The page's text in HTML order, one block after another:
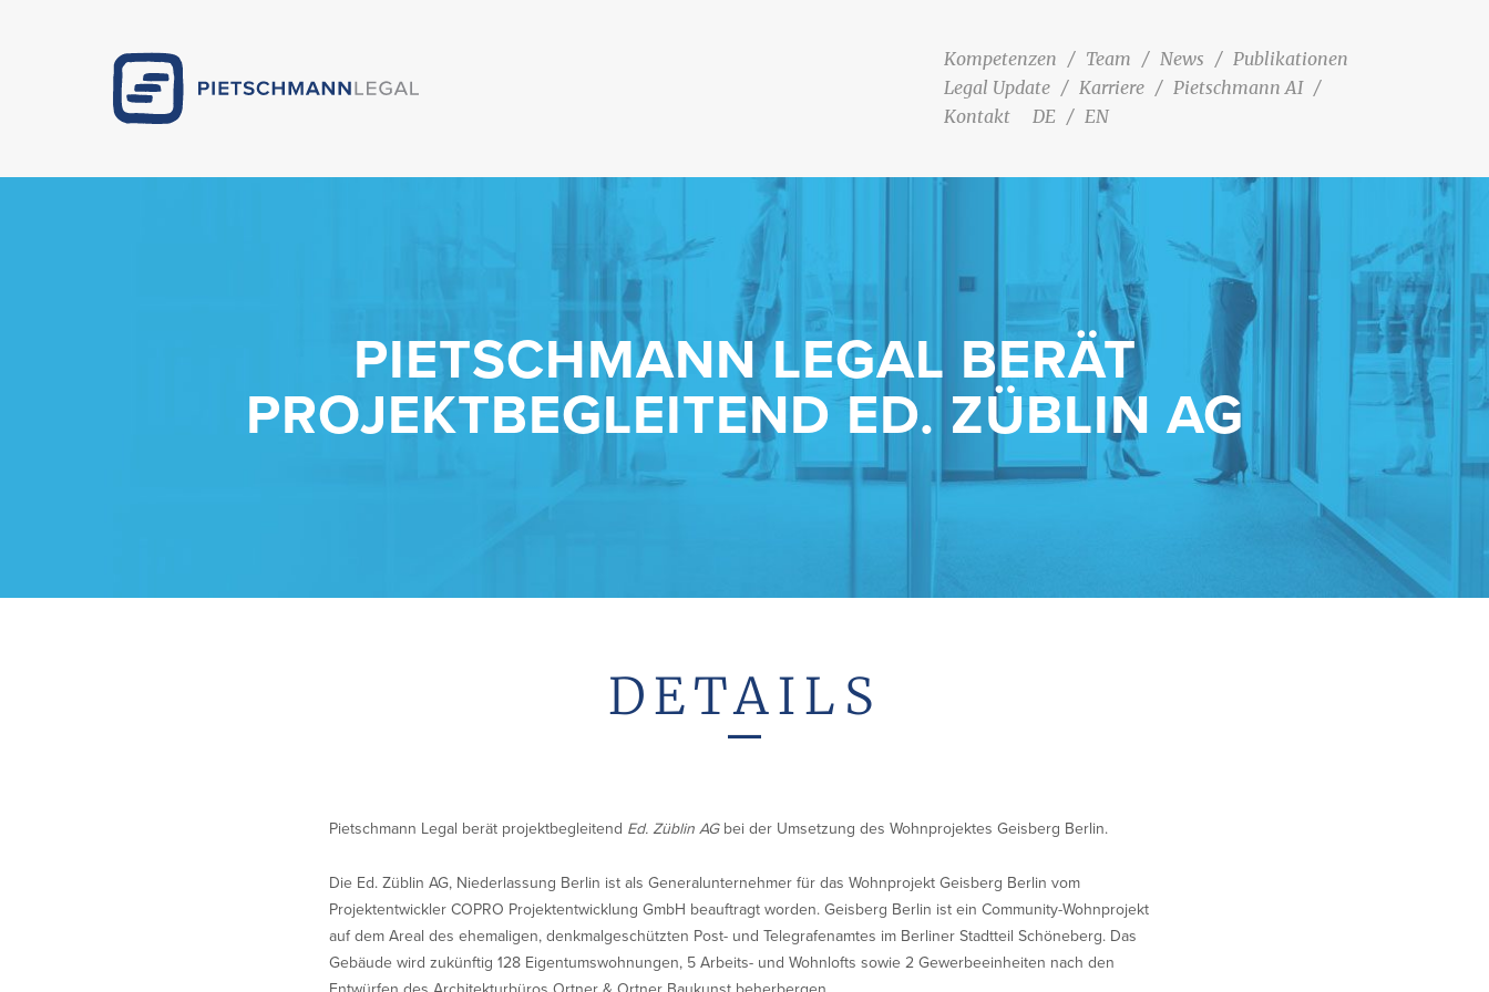
Kompetenzen Team News
Publikationen
Legal Update
Karriere
Pietschmann AI
Kontakt
DE EN
PIETSCHMANN LEGAL BERÄT
PROJEKTBEGLEITEND ED. ZÜBLIN AG
DETAILS
Pietschmann Legal berät projektbegleitend Ed. Züblin AGbei der Umsetzung des Wohnprojektes Geisberg Berlin.
Die Ed. Züblin AG, Niederlassung Berlin ist als Generalunternehmer für das Wohnprojekt Geisberg Berlin vom
Projektentwickler COPRO Projektentwicklung GmbH beauftragt worden. Geisberg Berlin ist ein Community-Wohnprojekt
auf dem Areal des ehemaligen, denkmalgeschützten Post- und Telegrafenamtes im Berliner Stadtteil Schöneberg. Das
Gebäude wird zukünftig 128 Eigentumswohnungen, 5 Arbeits- und Wohnlofts sowie 2 Gewerbeeinheiten nach den